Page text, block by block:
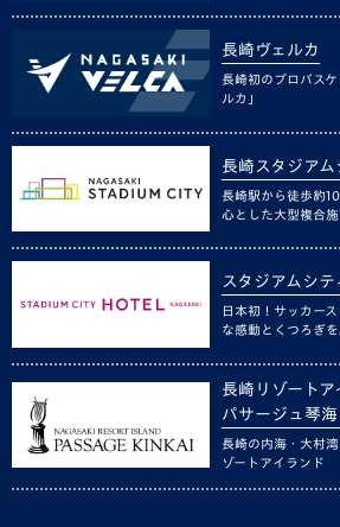
長崎ヴェルカ
長崎初のプロバス
ルカ」
長崎スタジアム
長崎駅から徒歩約
心とした大型複合
スタジアムシ
日本初！サッカー
な感動とくつろぎを
長崎リゾートア
パサージュ琴海
長崎の内海・大村
ゾートアイランド